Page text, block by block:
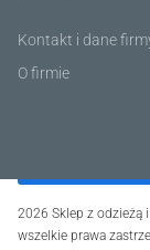
Kontakt i dane
O firmie
2026 Sklep z odzieżą
wszelkie prawa